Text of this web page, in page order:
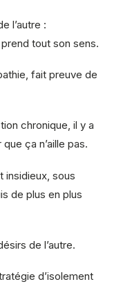
l’autre :
tout son sens.
fait preuve de
chronique, il y a
ça n’aille pas.
insidieux, sous
de plus en plus
de l’autre.
d’isolement